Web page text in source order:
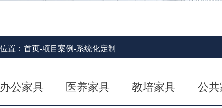
位置： 首页-项目案例-系统化定制
办公家具 医养家具 教培家具 公